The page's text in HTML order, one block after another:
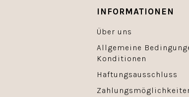
INFORMATIONEN
Über uns
Allgemeine
Konditionen
Haftungsausschluss